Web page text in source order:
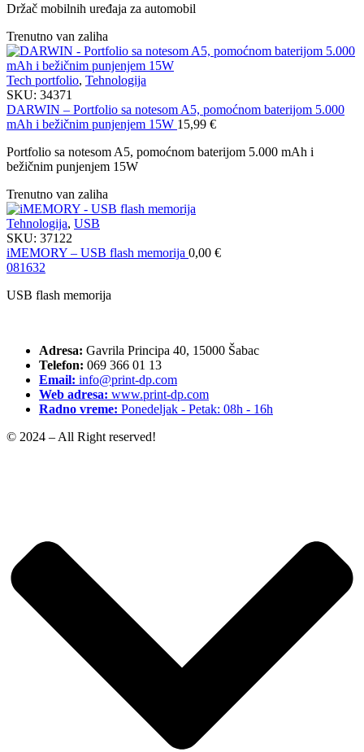
Držač mobilnih uređaja za automobil
Trenutno van zaliha
Tech portfolio, Tehnologija
SKU: 34371
DARWIN – Portfolio sa notesom A5, pomoćnom baterijom 5.000
mAh i bežičnim punjenjem 15W 15,99 €
Portfolio sa notesom A5, pomoćnom baterijom 5.000 mAh i
bežičnim punjenjem 15W
Trenutno van zaliha
Tehnologija, USB
SKU: 37122
iMEMORY – USB flash memorija 0,00 €
081632
USB flash memorija
Adresa: Gavrila Principa 40, 15000 Šabac
Telefon: 069 366 01 13
Email: info@print-dp.com
Web adresa: www.print-dp.com
Radno vreme: Ponedeljak - Petak: 08h - 16h
© 2024 – All Right reserved!